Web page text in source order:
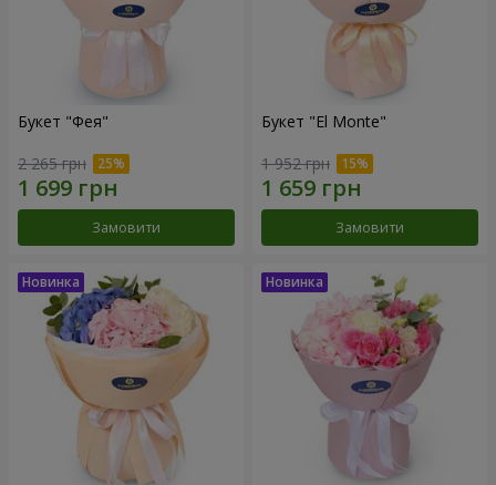
Букет "Фея"
2 265 грн
Замовити
Букет "El Monte"
1 952 грн
Замовити